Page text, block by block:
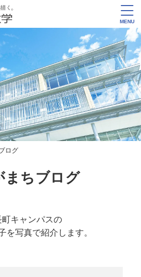
MENU
ログ
まちブログ
町キャンパスの
を写真で紹介します。